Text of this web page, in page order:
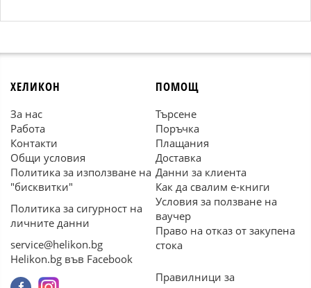
ХЕЛИКОН
За нас
Работа
Контакти
Общи условия
Политика за използване на
"бисквитки"
Политика за сигурност на
личните данни
service@helikon.bg
Helikon.bg във Facebook
ПОМОЩ
Търсене
Поръчка
Плащания
Доставка
Данни за клиента
Как да свалим е-книги
Условия за ползване на
ваучер
Право на отказ от закупена
стока
Правилници за